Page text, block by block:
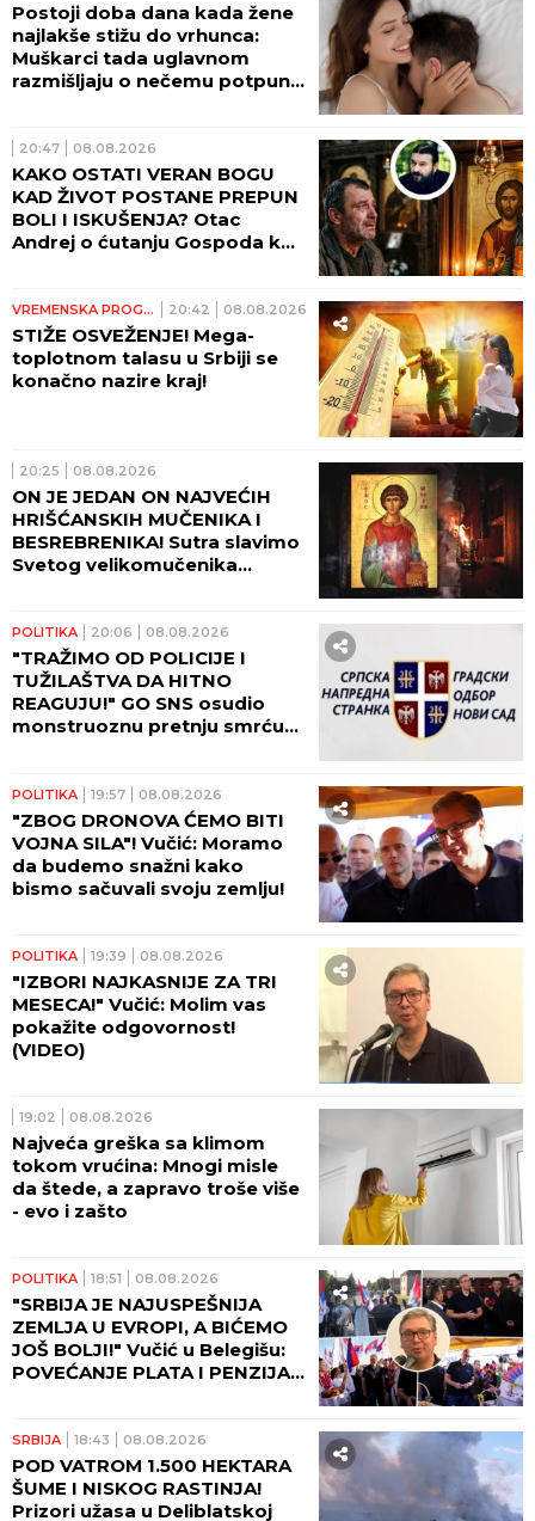
Postoji doba dana kada žene
najlakše stižu do vrhunca:
Muškarci tada uglavnom
razmišljaju o nečemu potpuno
20:47 08.08.2026
KAKO OSTATI VERAN BOGU
KAD ŽIVOT POSTANE PREPUN
BOLI I ISKUŠENJA? Otac
Andrej o ćutanju Gospoda kad
VREMENSKA PROGNOZA 20:42 08.08.2026
STIŽE OSVEŽENJE! Mega-
toplotnom talasu u Srbiji se
konačno nazire kraj!
20:25 08.08.2026
ON JE JEDAN ON NAJVEĆIH
HRIŠĆANSKIH MUČENIKA I
BESREBRENIKA! Sutra slavimo
Svetog velikomučenika
POLITIKA 20:06 08.08.2026
"TRAŽIMO OD POLICIJE I
TUŽILAŠTVA DA HITNO
REAGUJU!" GO SNS osudio
monstruoznu pretnju smrću
POLITIKA 19:57 08.08.2026
"ZBOG DRONOVA ĆEMO BITI
VOJNA SILA"! Vučić: Moramo
da budemo snažni kako
bismo sačuvali svoju zemlju!
POLITIKA 19:39 08.08.2026
"IZBORI NAJKASNIJE ZA TRI
MESECA!" Vučić: Molim vas
pokažite odgovornost!
(VIDEO)
19:02 08.08.2026
Najveća greška sa klimom
tokom vrućina: Mnogi misle
da štede, a zapravo troše više
- evo i zašto
POLITIKA 18:51 08.08.2026
"SRBIJA JE NAJUSPEŠNIJA
ZEMLJA U EVROPI, A BIĆEMO
JOŠ BOLJI!" Vučić u Belegišu:
POVEĆANJE PLATA I PENZIJA
SRBIJA 18:43 08.08.2026
POD VATROM 1.500 HEKTARA
ŠUME I NISKOG RASTINJA!
Prizori užasa u Deliblatskoj